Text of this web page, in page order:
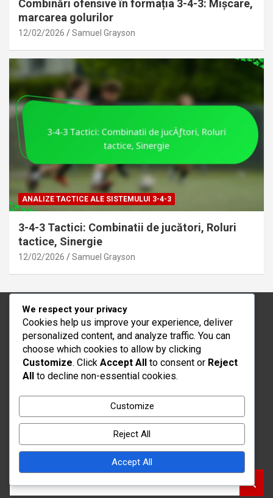
Combinări ofensive în formația 3-4-3: Mișcare,
marcarea golurilor
12/02/2026 Samuel Grayson
ANALIZE TACTICE ALE SISTEMULUI 3-4-3
3-4-3 Tactici: Combinatii de jucători, Roluri
tactice, Sinergie
12/02/2026 Samuel Grayson
Informații legale
Politica de confidențialitate
Preferințe cookie
Povestea noastră
Termeni și condiții
Căutare
e
We respect your privacy
Cookies help us improve your experience, deliver
personalized content, and analyze traffic. You can
choose which cookies to allow by clicking
Customize. Click Accept All to consent or Reject
All to decline non-essential cookies.
Customize
Reject All
Accept All